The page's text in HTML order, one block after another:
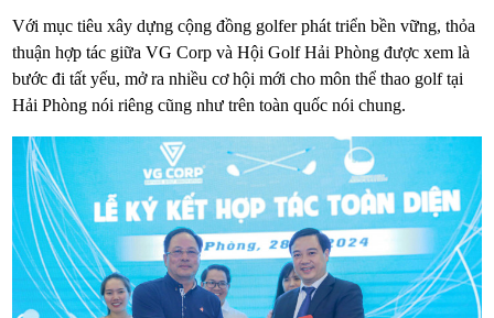
Với mục tiêu xây dựng cộng đồng golfer phát triển bền vững, thỏa
thuận hợp tác giữa VG Corp và Hội Golf Hải Phòng được xem là
bước đi tất yếu, mở ra nhiều cơ hội mới cho môn thể thao golf tại
Hải Phòng nói riêng cũng như trên toàn quốc nói chung.